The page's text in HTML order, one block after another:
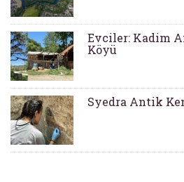
Evciler: Kadim
Köyü
Syedra Antik